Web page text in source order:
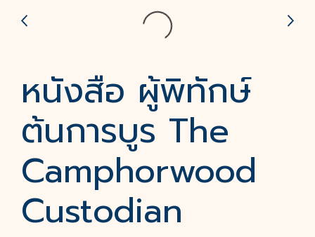
หนังสือ ผู้พิทักษ์
ต้นการบูร The
Camphorwood
Custodian